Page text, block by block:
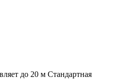
до 20 м Стандартная